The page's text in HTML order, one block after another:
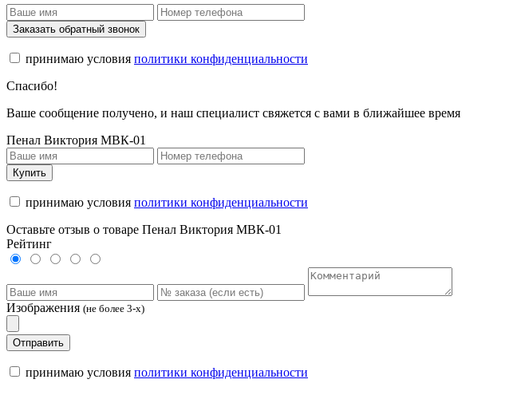
Заказать обратный звонок
принимаю условия политики конфиденциальности
Спасибо!
Ваше сообщение получено, и наш специалист свяжется с вами в ближайшее время
Пенал Виктория МВК-01
Купить
принимаю условия политики конфиденциальности
Оставьте отзыв о товаре Пенал Виктория МВК-01
Рейтинг
Изображения (не более 3-х)
Отправить
принимаю условия политики конфиденциальности